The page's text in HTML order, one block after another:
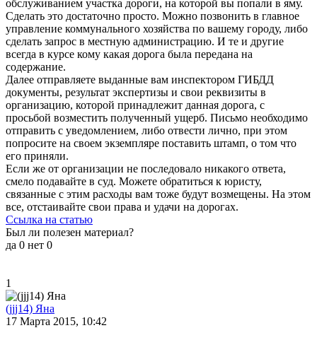
обслуживанием участка дороги, на которой вы попали в яму.
Сделать это достаточно просто. Можно позвонить в главное
управление коммунального хозяйства по вашему городу, либо
сделать запрос в местную администрацию. И те и другие
всегда в курсе кому какая дорога была передана на
содержание.
Далее отправляете выданные вам инспектором ГИБДД
документы, результат экспертизы и свои реквизиты в
организацию, которой принадлежит данная дорога, с
просьбой возместить полученный ущерб. Письмо необходимо
отправить с уведомлением, либо отвести лично, при этом
попросите на своем экземпляре поставить штамп, о том что
его приняли.
Если же от организации не последовало никакого ответа,
смело подавайте в суд. Можете обратиться к юристу,
связанные с этим расходы вам тоже будут возмещены. На этом
все, отстаивайте свои права и удачи на дорогах.
Ссылка на статью
Был ли полезен материал?
да 0 нет 0
1
(jjj14) Яна
17 Марта 2015, 10:42